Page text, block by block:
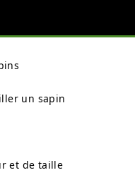
un sapin
et de taille